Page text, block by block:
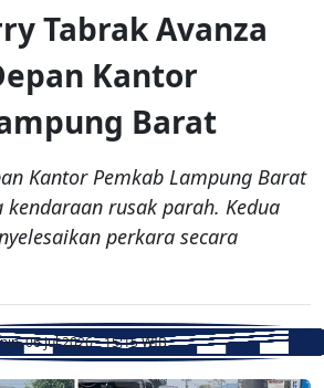
Tabrak Avanza
Kantor
Barat
Kantor Pemkab Lampung Barat
kendaraan rusak parah. Kedua
perkara secara
06 Jul 2026 - 15:15 WIB